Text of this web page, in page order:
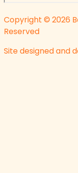
Copyright © 2026
Reserved
Site designed and